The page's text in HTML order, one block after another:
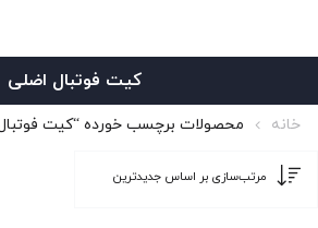
کیت فوتبال اضلی
خانه محصولات برچسب خورده “کیت